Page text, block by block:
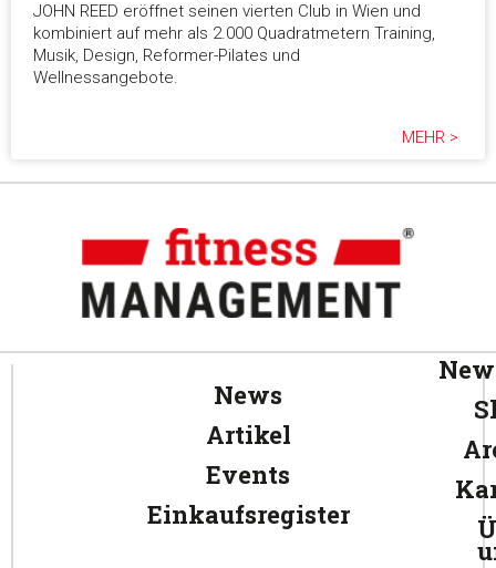
JOHN REED eröffnet seinen vierten Club in Wien und
kombiniert auf mehr als 2.000 Quadratmetern Training,
Musik, Design, Reformer-Pilates und
Wellnessangebote.
MEHR >
News
Artikel
Events
Einkaufsregister